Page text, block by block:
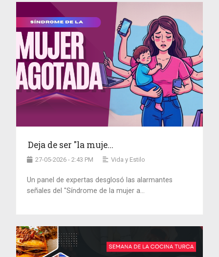
Deja de ser "la muje...
27-05-2026 - 2:43 PM Vida y Estilo
Un panel de expertas desglosó las alarmantes
señales del "Síndrome de la mujer a...